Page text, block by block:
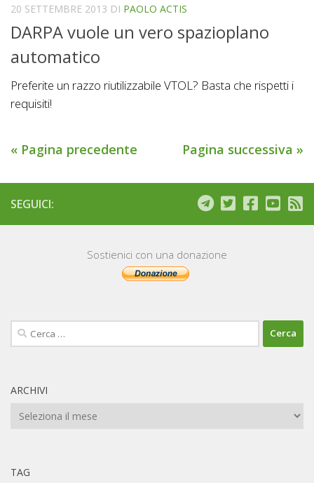
20 SETTEMBRE 2013 DI PAOLO ACTIS
DARPA vuole un vero spazioplano
automatico
Preferite un razzo riutilizzabile VTOL? Basta che rispetti i
requisiti!
« Pagina precedente Pagina successiva »
SEGUICI:
Sostienici con una donazione
Ricerca
per:
ARCHIVI
Archivi
TAG